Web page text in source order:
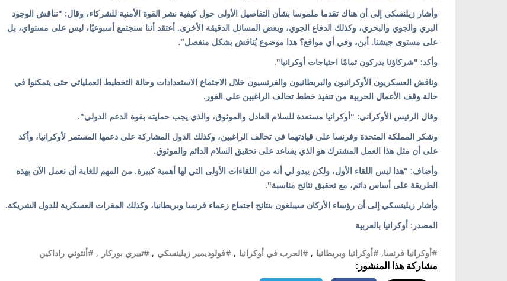
وأشار زيلنسكي إلى أن هناك تقدما ملموسا بشأن التفاصيل الأولى حول كيفية نشر القوة الأمنية للشركاء، وقال: "نناقش الوجود
البري والجوي والبحري، وكذلك الدفاع الجوي، وبعض المسائل الدقيقة الأخرى. أعتقد أننا سنجتمع أسبوعيًا، ليس على مستواي، بل
على مستوى جيشنا. أين، وفي أي مواقع؟ هذا موضوع يُناقش بشكل منفصل".
وأكد: "شركاؤنا يدركون تمامًا احتياجات أوكرانيا".
وناقش العسكريون الأوكرانيون والبريطانيون والفرنسيون خلال الاجتماع الاستعدادات وحالة التخطيط العملياتي حتى يتمكنوا في
حالة وقف الأعمال الحربية من تنفيذ خطط تحالف الراغبين على الفور.
وقال الرئيس الأوكراني: "أوكرانيا مستعدة للسلام العادل والموثوق، والذي يجب حمايته بقوة الدعم الدولي".
وشكر المملكة المتحدة وفرنسا على قيادتهما في تحالف الراغبين، وكذلك الدول المشاركة على دعمها المستمر لأوكرانيا، وأكد
على أن مثل هذا العمل المشترك هو الذي يساعد على تحقيق السلام الدائم والموثوق.
وأضاف: "هذا ليس اللقاء الأول، ولكن يبدو لي أنه من اللقاءات الأولى التي لها أهمية كبيرة. من المهم للغاية أن نعمل الآن بهذه
الطريقة على أساس دائم، مع تحقيق نتائج مناسبة".
وأشار زيلينسكي إلى أن رؤساء الأركان سيبلغون بنتائج اجتماع زعماء فرنسا وبريطانيا، وكذلك المقرات العسكرية للدول الشريكة.
المصدر: أوكرانيا بالعربية
#أوكرانيا فرنسا, #أوكرانيا وبريطانيا , #الحرب في أوكرانيا , #فولوديمير زيلينسكي , #تييري بوركار , #أنتوني راداكين
مشاركة هذا المنشور: